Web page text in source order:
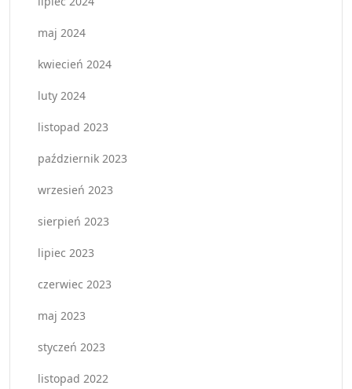
maj 2024
kwiecień 2024
luty 2024
listopad 2023
październik 2023
wrzesień 2023
sierpień 2023
lipiec 2023
czerwiec 2023
maj 2023
styczeń 2023
listopad 2022